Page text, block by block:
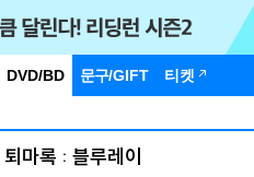
DVD/BD 문구/GIFT 티켓